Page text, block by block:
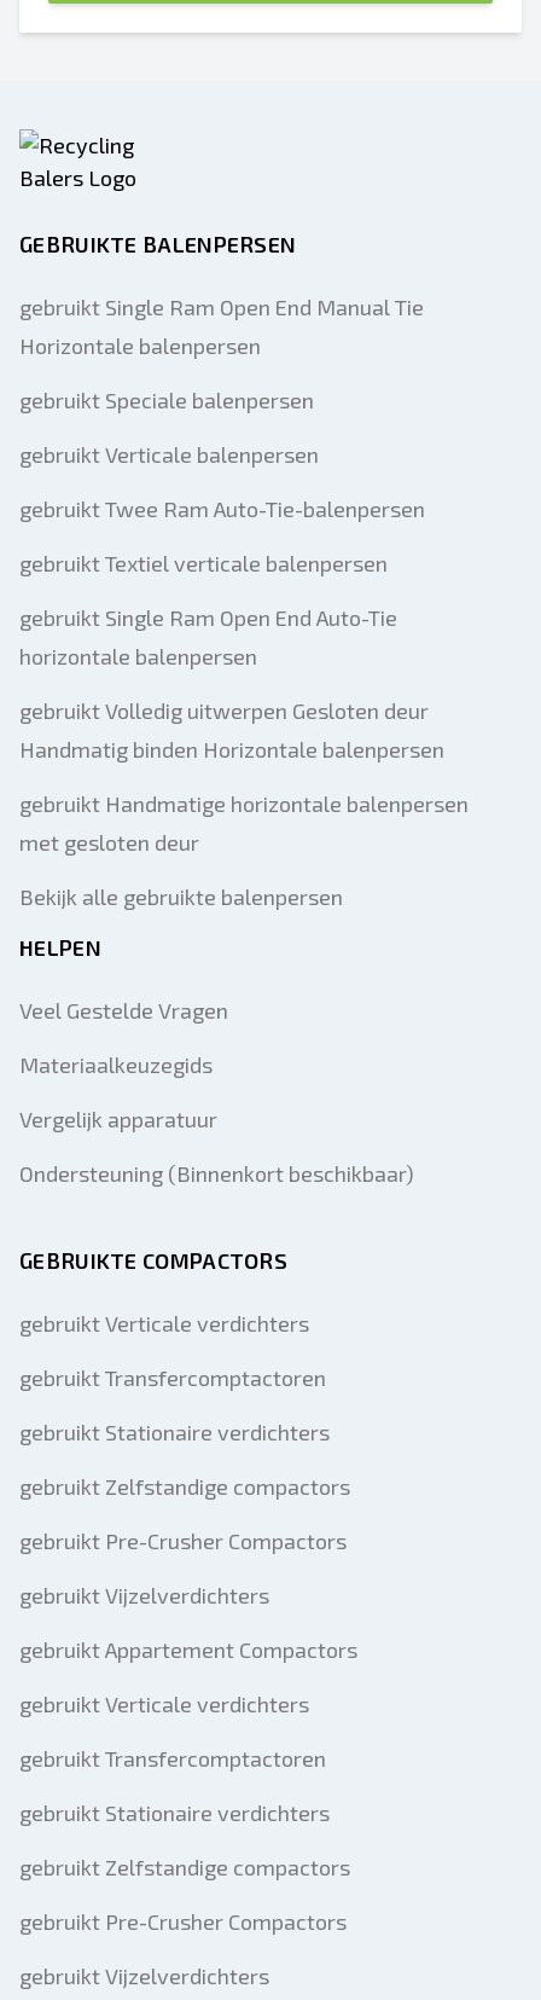
GEBRUIKTE BALENPERSEN
gebruikt Single Ram Open End Manual Tie
Horizontale balenpersen
gebruikt Speciale balenpersen
gebruikt Verticale balenpersen
gebruikt Twee Ram Auto-Tie-balenpersen
gebruikt Textiel verticale balenpersen
gebruikt Single Ram Open End Auto-Tie
horizontale balenpersen
gebruikt Volledig uitwerpen Gesloten deur
Handmatig binden Horizontale balenpersen
gebruikt Handmatige horizontale balenpersen
met gesloten deur
Bekijk alle gebruikte balenpersen
HELPEN
Veel Gestelde Vragen
Materiaalkeuzegids
Vergelijk apparatuur
Ondersteuning (Binnenkort beschikbaar)
GEBRUIKTE COMPACTORS
gebruikt Verticale verdichters
gebruikt Transfercomptactoren
gebruikt Stationaire verdichters
gebruikt Zelfstandige compactors
gebruikt Pre-Crusher Compactors
gebruikt Vijzelverdichters
gebruikt Appartement Compactors
gebruikt Verticale verdichters
gebruikt Transfercomptactoren
gebruikt Stationaire verdichters
gebruikt Zelfstandige compactors
gebruikt Pre-Crusher Compactors
gebruikt Vijzelverdichters